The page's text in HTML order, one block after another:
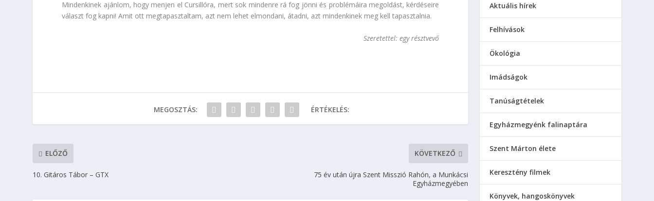
Mindenkinek ajánlom, hogy menjen el Cursillóra, mert sok mindenre rá fog jönni és problémáira megoldást, kérdéseire
választ fog kapni! Amit ott megtapasztaltam, azt nem lehet elmondani, átadni, azt mindenkinek meg kell tapasztalnia.
Szeretettel: egy résztvevő
MEGOSZTÁS: ÉRTÉKELÉS:
ELŐZŐ
10. Gitáros Tábor – GTX
KÖVETKEZŐ
75 év után újra Szent Misszió Rahón, a Munkácsi
Egyházmegyében
Aktuális hírek
Felhívások
Ökológia
Imádságok
Tanúságtételek
Egyházmegyénk falinaptára
Szent Márton élete
Keresztény filmek
Könyvek, hangoskönyvek